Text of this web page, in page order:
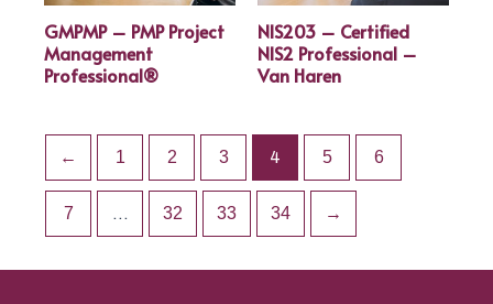
GMPMP – PMP Project
Management
Professional®
NIS203 – Certified
NIS2 Professional –
Van Haren
← 1 2 3 4 5 6
7 … 32 33 34 →